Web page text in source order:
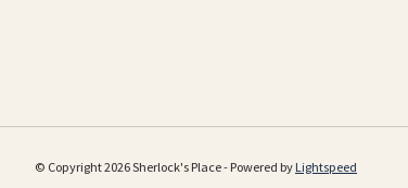
© Copyright 2026 Sherlock's Place - Powered byLightspeed